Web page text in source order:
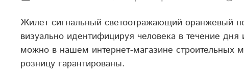
Жилет сигнальный светоотражающий оранжевый
визуально идентифицируя человека в течение
можно в нашем интернет-магазине строительных
розницу гарантированы.